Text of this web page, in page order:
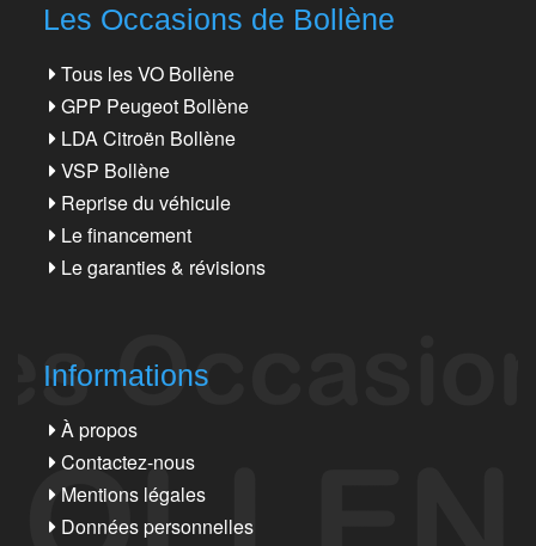
Les Occasions de Bollène
Tous les VO Bollène
GPP Peugeot Bollène
LDA Citroën Bollène
VSP Bollène
Reprise du véhicule
Le financement
Le garanties & révisions
Informations
À propos
Contactez-nous
Mentions légales
Données personnelles